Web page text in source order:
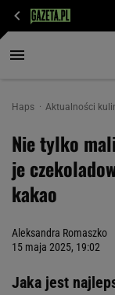
Haps Aktualności
Nie tylko
je
kakao
Aleksandra Romaszko
15 maja 2025, 19:02
Jaka jest